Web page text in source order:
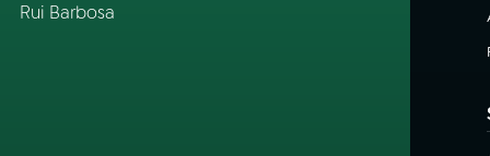
Rui Barbosa